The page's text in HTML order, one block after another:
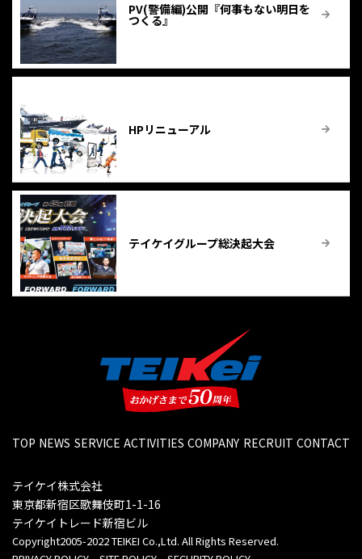
PV(警備編)公開『何事もない明日を
つくる』
HPリニューアル
テイケイグループ総決起大会
TOP NEWS SERVICE ACTIVITIES COMPANY RECRUIT CONTACT
テイケイ株式会社
東京都新宿区歌舞伎町1-1-16
テイケイトレード新宿ビル
Copyright2005-2022 TEIKEI Co.,Ltd. All Rights Reserved.